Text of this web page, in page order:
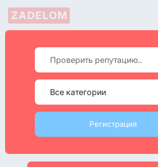
ZADELOM
Все категории
Регистрация